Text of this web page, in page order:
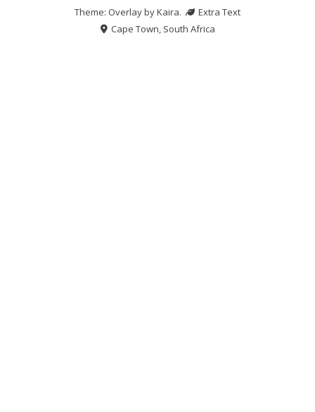
Theme: Overlay byKaira.
Extra Text
Cape Town, South Africa